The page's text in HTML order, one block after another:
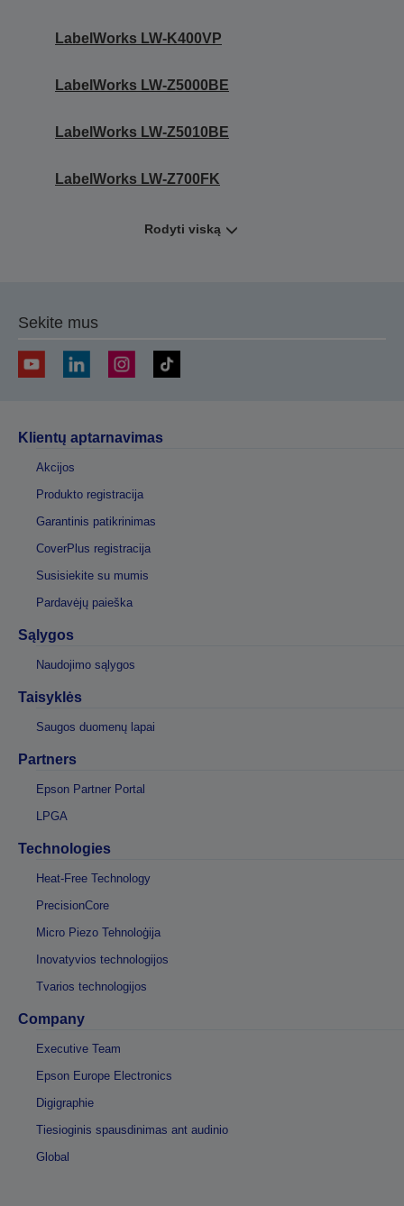
LabelWorks LW-K400VP
LabelWorks LW-Z5000BE
LabelWorks LW-Z5010BE
LabelWorks LW-Z700FK
Rodyti viską
Sekite mus
Klientų aptarnavimas
Akcijos
Produkto registracija
Garantinis patikrinimas
CoverPlus registracija
Susisiekite su mumis
Pardavėjų paieška
Sąlygos
Naudojimo sąlygos
Taisyklės
Saugos duomenų lapai
Partners
Epson Partner Portal
LPGA
Technologies
Heat-Free Technology
PrecisionCore
Micro Piezo Tehnoloģija
Inovatyvios technologijos
Tvarios technologijos
Company
Executive Team
Epson Europe Electronics
Digigraphie
Tiesioginis spausdinimas ant audinio
Global